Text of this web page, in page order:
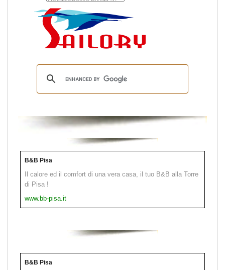
B&B Pisa
Il calore ed il comfort di una vera casa, il tuo B&B alla Torre
di Pisa !
www.bb-pisa.it
B&B Pisa